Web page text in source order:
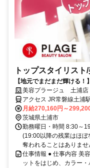
トップスタイリスト
【地元でまだまだ輝ける
美容プラージュ 土浦店
アクセス JR常磐線土浦
月給270,160円～
茨城県土浦市
勤務曜日・時間 8:30～
(19:00以降の残業はほ
奪われることはありま
仕事情報 ● 仕事内容 美
ットをはじめ、カラー